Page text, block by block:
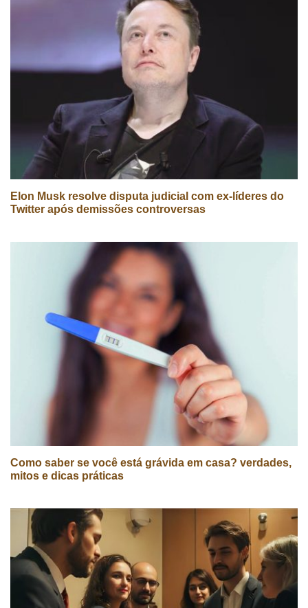
Elon Musk resolve disputa judicial com ex-líderes do
Twitter após demissões controversas
Como saber se você está grávida em casa? verdades,
mitos e dicas práticas